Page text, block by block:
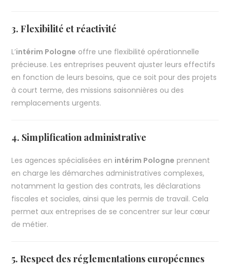
3. Flexibilité et réactivité
L’intérim Pologne offre une flexibilité opérationnelle
précieuse. Les entreprises peuvent ajuster leurs effectifs
en fonction de leurs besoins, que ce soit pour des projets
à court terme, des missions saisonnières ou des
remplacements urgents.
4. Simplification administrative
Les agences spécialisées en intérim Pologne prennent
en charge les démarches administratives complexes,
notamment la gestion des contrats, les déclarations
fiscales et sociales, ainsi que les permis de travail. Cela
permet aux entreprises de se concentrer sur leur cœur
de métier.
5. Respect des réglementations européennes